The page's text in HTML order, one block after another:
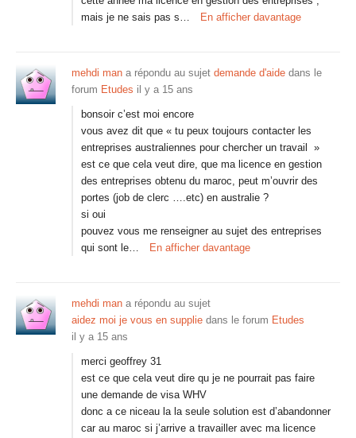
mais je ne sais pas s…
En afficher davantage
mehdi man a répondu au sujet demande d'aide dans le
forum Etudes il y a 15 ans
bonsoir c’est moi encore
vous avez dit que « tu peux toujours contacter les
entreprises australiennes pour chercher un travail »
est ce que cela veut dire, que ma licence en gestion
des entreprises obtenu du maroc, peut m’ouvrir des
portes (job de clerc ….etc) en australie ?
si oui
pouvez vous me renseigner au sujet des entreprises
qui sont le…
En afficher davantage
mehdi man a répondu au sujet
aidez moi je vous en supplie dans le forum Etudes
il y a 15 ans
merci geoffrey 31
est ce que cela veut dire qu je ne pourrait pas faire
une demande de visa WHV
donc a ce niceau la la seule solution est d’abandonner
car au maroc si j’arrive a travailler avec ma licence